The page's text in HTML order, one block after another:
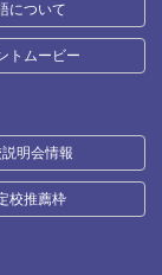
について
トムービー
明会情報
校推薦枠